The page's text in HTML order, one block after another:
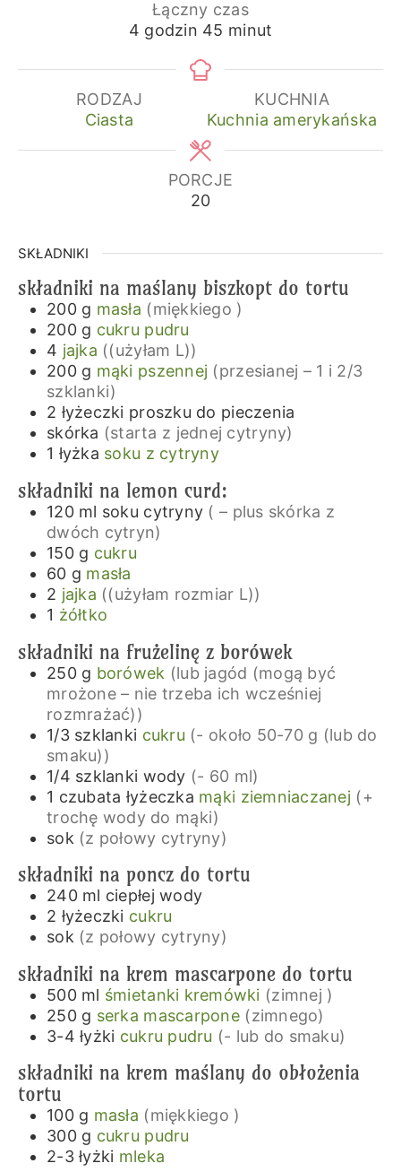
Łączny czas
4godziny
godzin 45 minuty
minut
RODZAJ
Ciasta
KUCHNIA
Kuchnia amerykańska
PORCJE
20
SKŁADNIKI
składniki na maślany biszkopt do tortu
200 g masła (miękkiego )
200 g cukru pudru
4 jajka ((użyłam L))
200 g mąki pszennej (przesianej – 1 i 2/3
szklanki)
2 łyżeczki proszku do pieczenia
skórka (starta z jednej cytryny)
1 łyżka soku z cytryny
składniki na lemon curd:
120 ml soku cytryny ( – plus skórka z
dwóch cytryn)
150 g cukru
60 g masła
2 jajka ((użyłam rozmiar L))
1 żółtko
składniki na frużelinę z borówek
250 g borówek (lub jagód (mogą być
mrożone – nie trzeba ich wcześniej
rozmrażać))
1/3 szklanki cukru (- około 50-70 g (lub do
smaku))
1/4 szklanki wody (- 60 ml)
1 czubata łyżeczka mąki ziemniaczanej (+
trochę wody do mąki)
sok (z połowy cytryny)
składniki na poncz do tortu
240 ml ciepłej wody
2 łyżeczki cukru
sok (z połowy cytryny)
składniki na krem mascarpone do tortu
500 ml śmietanki kremówki (zimnej )
250 g serka mascarpone (zimnego)
3-4 łyżki cukru pudru (- lub do smaku)
składniki na krem maślany do obłożenia
tortu
100 g masła (miękkiego )
300 g cukru pudru
2-3 łyżki mleka